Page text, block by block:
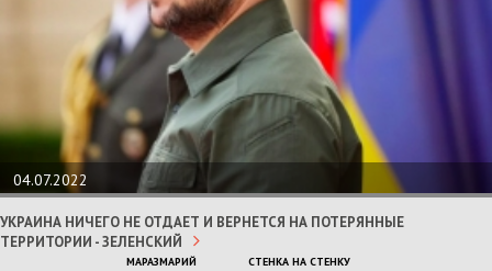
04.07.2022
УКРАИНА НИЧЕГО НЕ ОТДАЕТ И ВЕРНЕТСЯ НА ПОТЕРЯННЫЕ
ТЕРРИТОРИИ - ЗЕЛЕНСКИЙ
МАРАЗМАРИЙ
СТЕНКА НА СТЕНКУ